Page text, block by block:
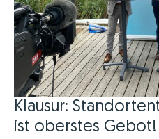
Klausur:
ist oberstes Gebot!